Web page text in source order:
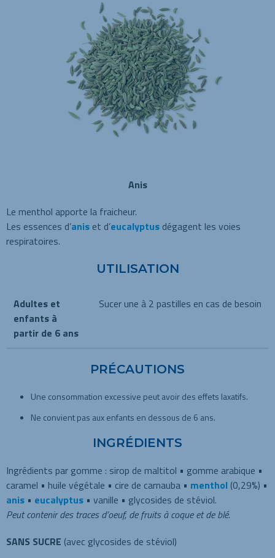
Anis
Le menthol apporte la fraicheur.
Les essences d’anis et d’eucalyptus dégagent les voies
respiratoires.
UTILISATION
Adultes et
enfants à
partir de 6 ans
Sucer une à 2 pastilles en cas de besoin
PRÉCAUTIONS
Une consommation excessive peut avoir des effets laxatifs.
Ne convient pas aux enfants en dessous de 6 ans.
INGRÉDIENTS
Ingrédients par gomme : sirop de maltitol • gomme arabique •
caramel • huile végétale • cire de carnauba • menthol (0,29%) •
anis • eucalyptus • vanille • glycosides de stéviol.
Peut contenir des traces d’oeuf, de fruits à coque et de blé.
SANS SUCRE (avec glycosides de stéviol)